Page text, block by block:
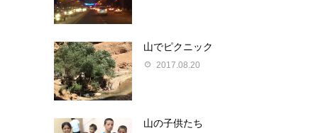
山でピクニック
2017.08.20
山の子供たち